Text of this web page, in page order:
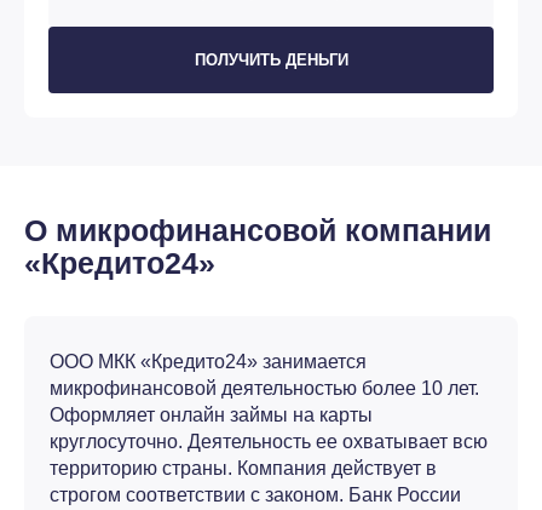
ПОЛУЧИТЬ ДЕНЬГИ
О микрофинансовой компании
«Кредито24»
ООО МКК «Кредито24» занимается
микрофинансовой деятельностью более 10 лет.
Оформляет онлайн займы на карты
круглосуточно. Деятельность ее охватывает всю
территорию страны. Компания действует в
строгом соответствии с законом. Банк России